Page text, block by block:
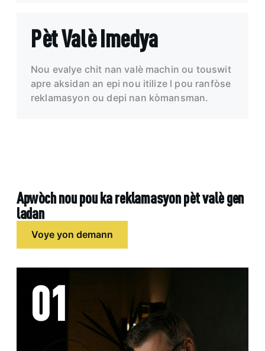
Pèt Valè Imedya
Nou evalye chit nan valè machin ou touswit
apre aksidan an epi nou itilize l pou ranfòse
reklamasyon ou depi nan kòmansman.
Apwòch nou pou ka reklamasyon pèt valè gen
ladan
Voye yon demann
01